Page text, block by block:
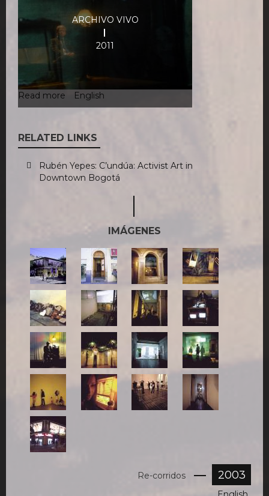
ARCHIVO VIVO
2011
Read more about
Archivo
English
RELATED LINKS
Rubén Yepes: C’undúa: Activist Art in
Downtown Bogotá
IMÁGENES
Re-
corridos
Re-
corridos
3-
RECORRIDOS.jpg
4-
RECORRIDOS.jpg
RECORRIDOS.jpg
6-
RECORRIDOS.jpg
7-
RECORRIDOS.jpg
8-
RECORRIDOS.jpg
10-
RECORRIDOS.jpgRECORRIDOS.jpg
12-
RECORRIDOS.jpg
13-
RECORRIDOS.jpg
14-
RECORRIDOS.jpg
15-
RECORRIDOS.jpg
16-
RECORRIDOS.jpg
17-
RECORRIDOS.jpg
18-
RECORRIDOS.jpg
Re-corridos 2003